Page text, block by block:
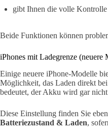
gibt Ihnen die volle Kontrolle
Beide Funktionen können
iPhones mit Ladegrenze (neuere
Einige neuere iPhone-Modelle
Möglichkeit, das Laden direkt
bedeutet, der Akku wird gar
Diese Einstellung finden Sie
Batteriezustand & Laden,